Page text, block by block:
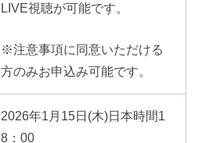
LIVE視聴が可能です。
※注意事項に同意いただける
方のみお申込み可能です。
2026年1月15日(木)日本時間1
8：00